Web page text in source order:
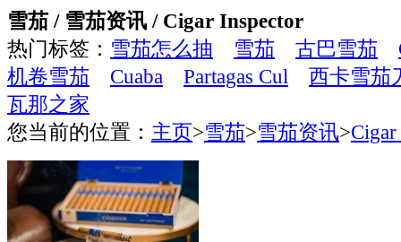
雪茄 / 雪茄资讯 / Cigar Inspector
热门标签： 雪茄怎么抽 雪茄 古巴雪茄
机卷雪茄
Cuaba Partagas Cul
西卡雪茄
瓦那之家
您当前的位置： 主页>雪茄>雪茄资讯>